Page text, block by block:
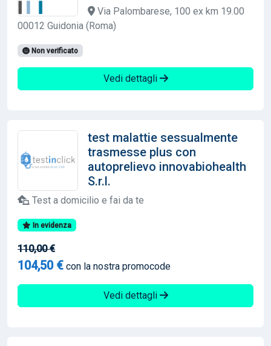
Via Palombarese, 100 ex km 19.00
00012 Guidonia (Roma)
Non verificato
Vedi dettagli
test malattie sessualmente
trasmesse plus con
autoprelievo innovabiohealth
S.r.l.
Test a domicilio e fai da te
In evidenza
110,00 €
104,50 € con la nostra promocode
Vedi dettagli